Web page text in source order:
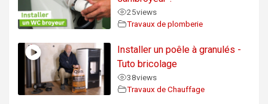
25views
Travaux de plomberie
Installer un poêle à granulés -
Tuto bricolage
38views
Travaux de Chauffage